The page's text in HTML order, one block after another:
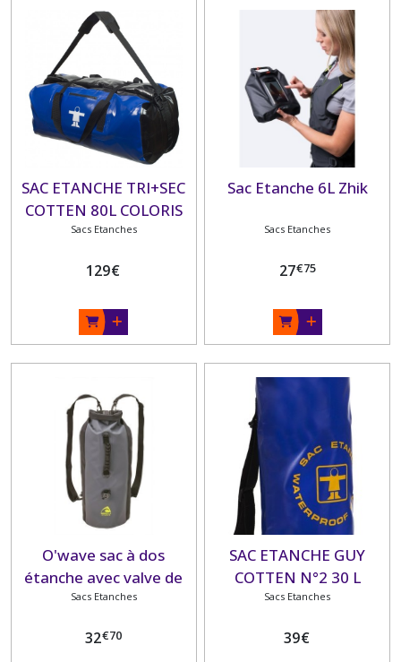
SAC ETANCHE TRI+SEC
COTTEN 80L COLORIS
NOIR/GITANE
Sacs Etanches
129€
Sac Etanche 6L Zhik
Sacs Etanches
27€75
O'wave sac à dos
étanche avec valve de
gonflage 30L gris
Sacs Etanches
32€70
SAC ETANCHE GUY
COTTEN N°2 30 L
Sacs Etanches
39€